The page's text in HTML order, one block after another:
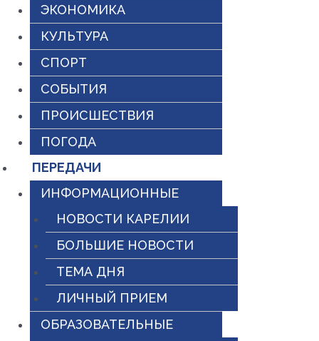
ЭКОНОМИКА
КУЛЬТУРА
СПОРТ
СОБЫТИЯ
ПРОИСШЕСТВИЯ
ПОГОДА
ПЕРЕДАЧИ
ИНФОРМАЦИОННЫЕ
НОВОСТИ КАРЕЛИИ
БОЛЬШИЕ НОВОСТИ
ТЕМА ДНЯ
ЛИЧНЫЙ ПРИЕМ
ОБРАЗОВАТЕЛЬНЫЕ